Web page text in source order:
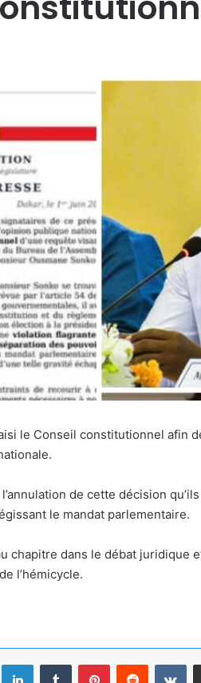
le Conseil constitutionnel afin
de cette décision
le mandat parlementaire.
chapitre dans le débat juridique
l’hémicycle.
LinkedinTumblr PinterestReddit